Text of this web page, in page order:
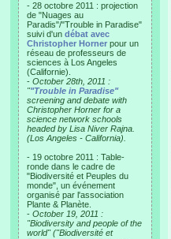
- 28 octobre 2011 : projection
de "Nuages au
Paradis"/"Trouble in Paradise"
suivi d'un débat avec
Christopher Horner pour un
réseau de professeurs de
sciences à Los Angeles
(Californie).
- October 28th, 2011 :
""Trouble in Paradise"
screening and debate with
Christopher Horner for a
science network schools
headed by Lisa Niver Rajna.
(Los Angeles - California).
- 19 octobre 2011 : Table-
ronde dans le cadre de
"Biodiversité et Peuples du
monde", un événement
organisé par l'association
Plante & Planète.
- October 19, 2011 :
"Biodiversity and people of the
world" ("Biodiversité et